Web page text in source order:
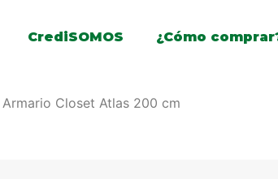
CrediSOMOS ¿Cómo
Closet Atlas 200 cm